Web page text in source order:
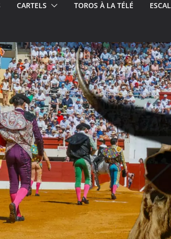
CARTELS TOROS À LA TÉLÉ